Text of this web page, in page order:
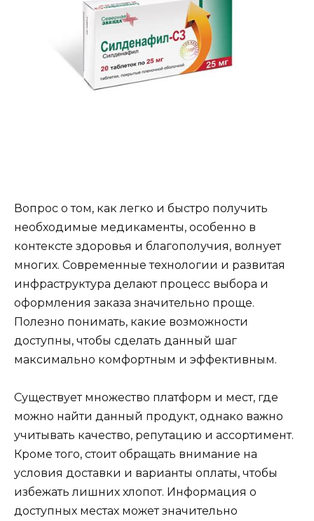
Вопрос о том, как легко и быстро получить
необходимые медикаменты, особенно в
контексте здоровья и благополучия, волнует
многих. Современные технологии и развитая
инфраструктура делают процесс выбора и
оформления заказа значительно проще.
Полезно понимать, какие возможности
доступны, чтобы сделать данный шаг
максимально комфортным и эффективным.
Существует множество платформ и мест, где
можно найти данный продукт, однако важно
учитывать качество, репутацию и ассортимент.
Кроме того, стоит обращать внимание на
условия доставки и варианты оплаты, чтобы
избежать лишних хлопот. Информация о
доступных местах может значительно